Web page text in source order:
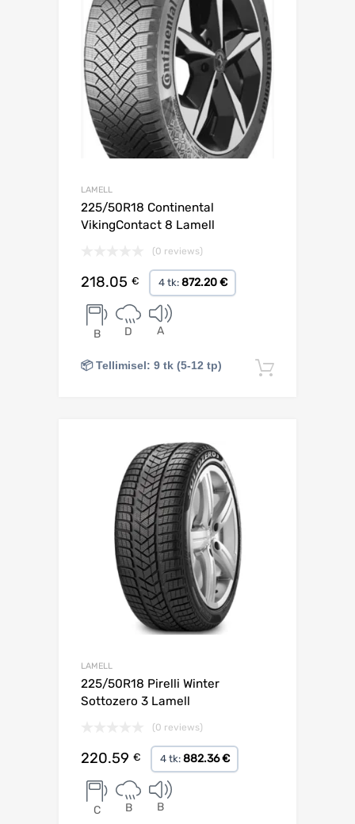
LAMELL
225/50R18 Continental
VikingContact 8 Lamell
(0 reviews)
218.05 € 4 tk: 872.20 €
B D A
📦 Tellimisel: 9 tk (5-12 tp)
LAMELL
225/50R18 Pirelli Winter
Sottozero 3 Lamell
(0 reviews)
220.59 € 4 tk: 882.36 €
C B B